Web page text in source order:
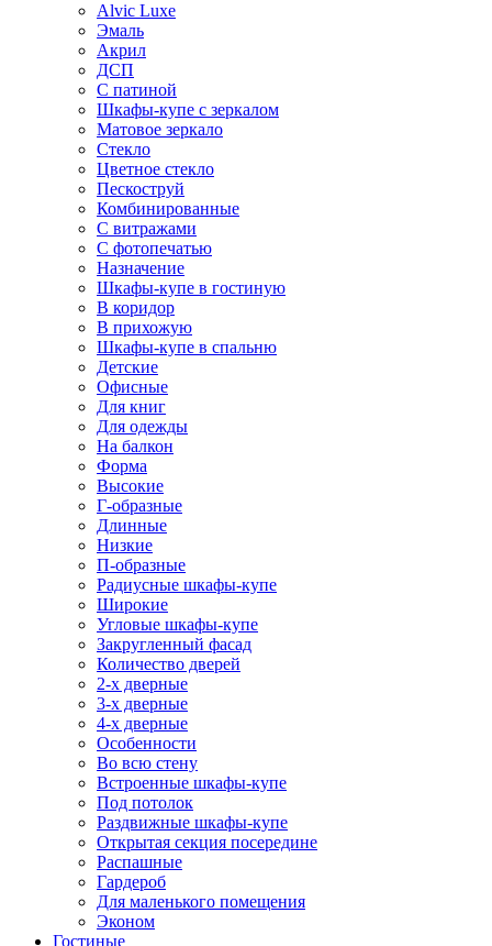
Alvic Luxe
Эмаль
Акрил
ДСП
С патиной
Шкафы-купе с зеркалом
Матовое зеркало
Стекло
Цветное стекло
Пескоструй
Комбинированные
С витражами
С фотопечатью
Назначение
Шкафы-купе в гостиную
В коридор
В прихожую
Шкафы-купе в спальню
Детские
Офисные
Для книг
Для одежды
На балкон
Форма
Высокие
Г-образные
Длинные
Низкие
П-образные
Радиусные шкафы-купе
Широкие
Угловые шкафы-купе
Закругленный фасад
Количество дверей
2-х дверные
3-х дверные
4-х дверные
Особенности
Во всю стену
Встроенные шкафы-купе
Под потолок
Раздвижные шкафы-купе
Открытая секция посередине
Распашные
Гардероб
Для маленького помещения
Эконом
Гостиные